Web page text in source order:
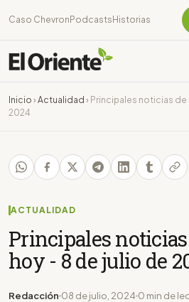
Caso Chevron Podcasts Historias
Inicio › Actualidad › Principales noticias
2024
ACTUALIDAD
Principales
hoy - 8 de julio de
Redacción 08 de julio, 2024 0 min de